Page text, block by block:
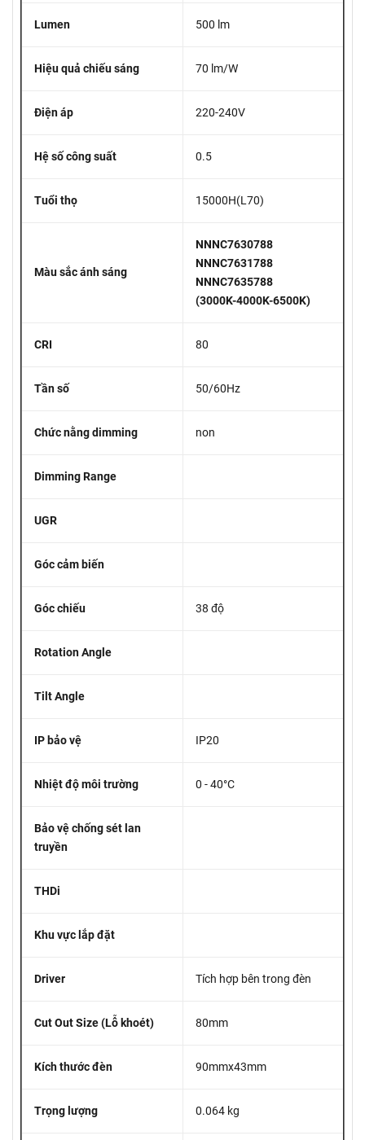
Lumen 500 lm
Hiệu quả chiếu sáng 70 lm/W
Điện áp 220-240V
Hệ số công suất 0.5
Tuổi thọ 15000H(L70)
Màu sắc ánh sáng
NNNC7630788
NNNC7631788
NNNC7635788
(3000K-4000K-6500K)
CRI 80
Tần số 50/60Hz
Chức nằng dimming non
Dimming Range
UGR
Góc cảm biến
Góc chiếu 38 độ
Rotation Angle
Tilt Angle
IP bảo vệ IP20
Nhiệt độ môi trường 0 - 40°C
Bảo vệ chống sét lan
truyền
THDi
Khu vực lắp đặt
Driver Tích hợp bên trong đèn
Cut Out Size (Lỗ khoét) 80mm
Kích thước đèn 90mmx43mm
Trọng lượng 0.064 kg